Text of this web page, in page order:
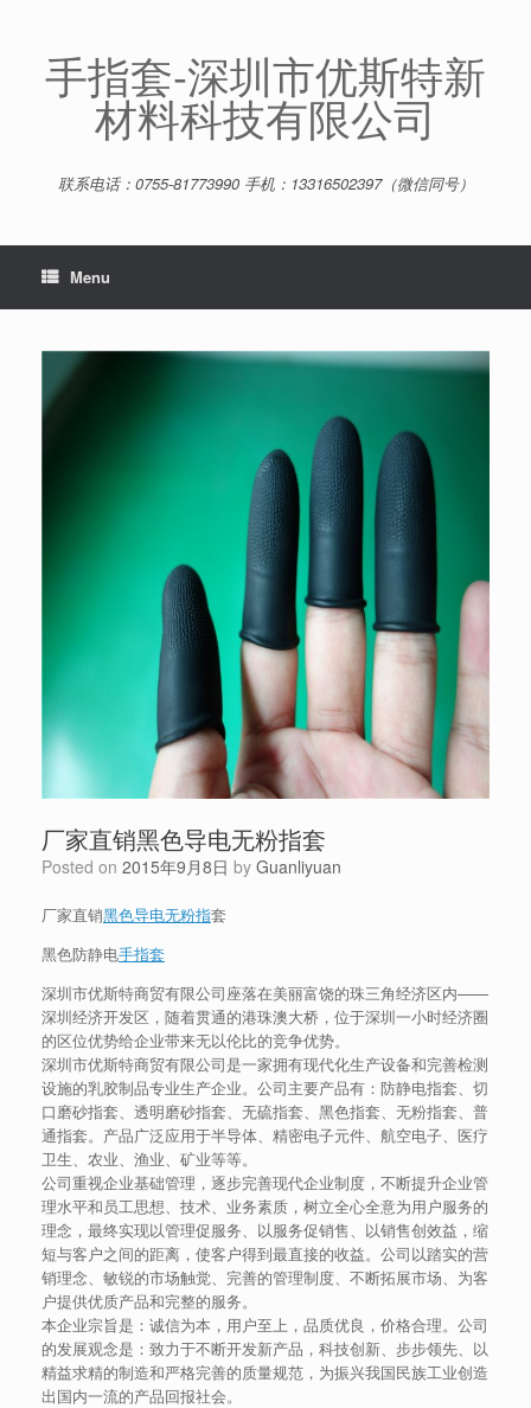
content手指套-深圳市优斯特新
材料科技有限公司
联系电话：0755-81773990 手机：13316502397（微信同号）
Menu
厂家直销黑色导电无粉指套
Posted on 2015年9月8日 by Guanliyuan
厂家直销黑色导电无粉指套
黑色防静电手指套
深圳市优斯特商贸有限公司座落在美丽富饶的珠三角经济区内——
深圳经济开发区，随着贯通的港珠澳大桥，位于深圳一小时经济圈
的区位优势给企业带来无以伦比的竞争优势。
深圳市优斯特商贸有限公司是一家拥有现代化生产设备和完善检测
设施的乳胶制品专业生产企业。公司主要产品有：防静电指套、切
口磨砂指套、透明磨砂指套、无硫指套、黑色指套、无粉指套、普
通指套。产品广泛应用于半导体、精密电子元件、航空电子、医疗
卫生、农业、渔业、矿业等等。
公司重视企业基础管理，逐步完善现代企业制度，不断提升企业管
理水平和员工思想、技术、业务素质，树立全心全意为用户服务的
理念，最终实现以管理促服务、以服务促销售、以销售创效益，缩
短与客户之间的距离，使客户得到最直接的收益。公司以踏实的营
销理念、敏锐的市场触觉、完善的管理制度、不断拓展市场、为客
户提供优质产品和完整的服务。
本企业宗旨是：诚信为本，用户至上，品质优良，价格合理。公司
的发展观念是：致力于不断开发新产品，科技创新、步步领先、以
精益求精的制造和严格完善的质量规范，为振兴我国民族工业创造
出国内一流的产品回报社会。